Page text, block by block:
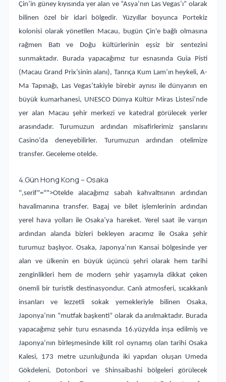
Çin’in güney kıyısında yer alan ve “Asya’nın Las Vegas’ı” olarak
bilinen özel bir idari bölgedir. Yüzyıllar boyunca Portekiz
kolonisi olarak yönetilen Macau, bugün Çin'e bağlı olmasına
rağmen Batı ve Doğu kültürlerinin eşsiz bir sentezini
sunmaktadır. Burada yapacağımız tur esnasında Guia Pisti
(Macau Grand Prix’sinin alanı), Tanrıça Kum Lam’ın heykeli, A-
Ma Tapınağı, Las Vegas’takiyle birebir aynısı ile dünyanın en
büyük kumarhanesi, UNESCO Dünya Kültür Miras Listesi’nde
yer alan Macau şehir merkezi ve katedral görülecek yerler
arasındadır. Turumuzun ardından misafirlerimiz şanslarını
Casino’da deneyebilirler. Turumuzun ardından otelimize
transfer. Geceleme otelde.
4.Gün Hong Kong – Osaka
",serif"="">Otelde alacağımız sabah kahvaltısının ardından
havalimanına transfer. Bagaj ve bilet işlemlerinin ardından
yerel hava yolları ile Osaka’ya hareket. Yerel saat ile varışın
ardından alanda bizleri bekleyen aracımız ile Osaka şehir
turumuz başlıyor. Osaka, Japonya’nın Kansai bölgesinde yer
alan ve ülkenin en büyük üçüncü şehri olarak hem tarihi
zenginlikleri hem de modern şehir yaşamıyla dikkat çeken
önemli bir turistik destinasyondur. Canlı atmosferi, sıcakkanlı
insanları ve lezzetli sokak yemekleriyle bilinen Osaka,
Japonya’nın “mutfak başkenti” olarak da anılmaktadır. Burada
yapacağımız şehir turu esnasında 16.yüzyılda inşa edilmiş ve
Japonya’nın birleşmesinde kilit rol oynamış olan tarihi Osaka
Kalesi, 173 metre uzunluğunda iki yapıdan oluşan Umeda
Gökdeleni, Dotonbori ve Shinsaibashi bölgeleri görülecek